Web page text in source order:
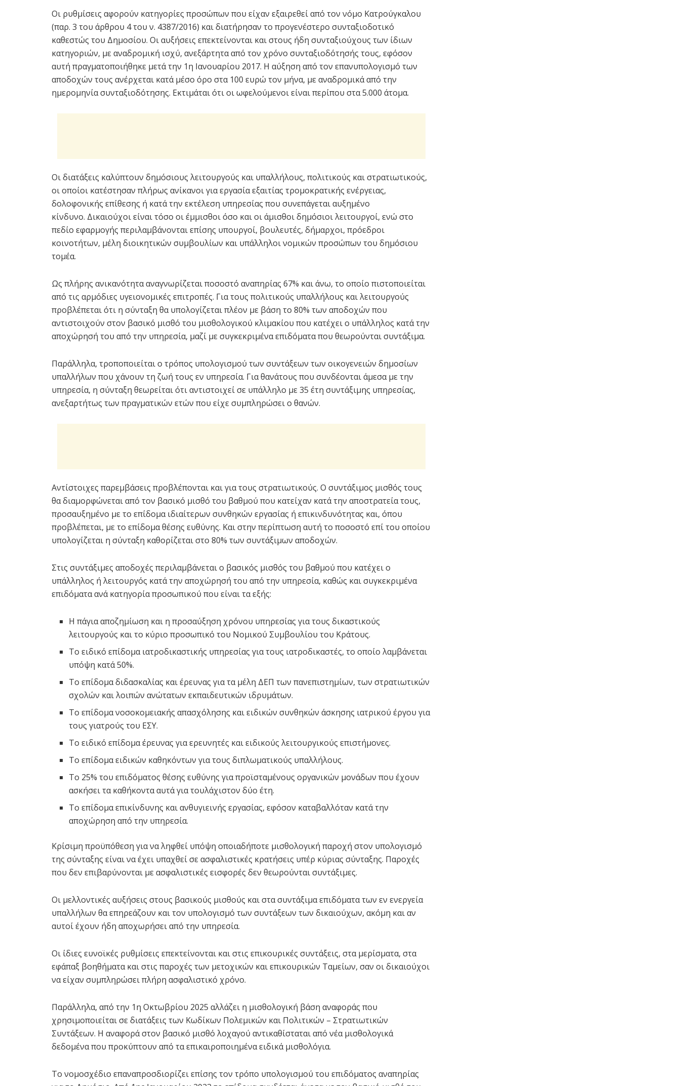
Οι ρυθμίσεις αφορούν κατηγορίες προσώπων που είχαν εξαιρεθεί από τον νόμο Κατρούγκαλου
(παρ. 3 του άρθρου 4 του ν. 4387/2016) και διατήρησαν το προγενέστερο συνταξιοδοτικό
καθεστώς του Δημοσίου. Οι αυξήσεις επεκτείνονται και στους ήδη συνταξιούχους των ίδιων
κατηγοριών, με αναδρομική ισχύ, ανεξάρτητα από τον χρόνο συνταξιοδότησής τους, εφόσον
αυτή πραγματοποιήθηκε μετά την 1η Ιανουαρίου 2017. Η αύξηση από τον επανυπολογισμό των
αποδοχών τους ανέρχεται κατά μέσο όρο στα 100 ευρώ τον μήνα, με αναδρομικά από την
ημερομηνία συνταξιοδότησης. Εκτιμάται ότι οι ωφελούμενοι είναι περίπου στα 5.000 άτομα.
Οι διατάξεις καλύπτουν δημόσιους λειτουργούς και υπαλλήλους, πολιτικούς και στρατιωτικούς,
οι οποίοι κατέστησαν πλήρως ανίκανοι για εργασία εξαιτίας τρομοκρατικής ενέργειας,
δολοφονικής επίθεσης ή κατά την εκτέλεση υπηρεσίας που συνεπάγεται αυξημένο
κίνδυνο. Δικαιούχοι είναι τόσο οι έμμισθοι όσο και οι άμισθοι δημόσιοι λειτουργοί, ενώ στο
πεδίο εφαρμογής περιλαμβάνονται επίσης υπουργοί, βουλευτές, δήμαρχοι, πρόεδροι
κοινοτήτων, μέλη διοικητικών συμβουλίων και υπάλληλοι νομικών προσώπων του δημόσιου
τομέα.
Ως πλήρης ανικανότητα αναγνωρίζεται ποσοστό αναπηρίας 67% και άνω, το οποίο πιστοποιείται
από τις αρμόδιες υγειονομικές επιτροπές. Για τους πολιτικούς υπαλλήλους και λειτουργούς
προβλέπεται ότι η σύνταξη θα υπολογίζεται πλέον με βάση το 80% των αποδοχών που
αντιστοιχούν στον βασικό μισθό του μισθολογικού κλιμακίου που κατέχει ο υπάλληλος κατά την
αποχώρησή του από την υπηρεσία, μαζί με συγκεκριμένα επιδόματα που θεωρούνται συντάξιμα.
Παράλληλα, τροποποιείται ο τρόπος υπολογισμού των συντάξεων των οικογενειών δημοσίων
υπαλλήλων που χάνουν τη ζωή τους εν υπηρεσία. Για θανάτους που συνδέονται άμεσα με την
υπηρεσία, η σύνταξη θεωρείται ότι αντιστοιχεί σε υπάλληλο με 35 έτη συντάξιμης υπηρεσίας,
ανεξαρτήτως των πραγματικών ετών που είχε συμπληρώσει ο θανών.
Αντίστοιχες παρεμβάσεις προβλέπονται και για τους στρατιωτικούς. Ο συντάξιμος μισθός τους
θα διαμορφώνεται από τον βασικό μισθό του βαθμού που κατείχαν κατά την αποστρατεία τους,
προσαυξημένο με το επίδομα ιδιαίτερων συνθηκών εργασίας ή επικινδυνότητας και, όπου
προβλέπεται, με το επίδομα θέσης ευθύνης. Και στην περίπτωση αυτή το ποσοστό επί του οποίου
υπολογίζεται η σύνταξη καθορίζεται στο 80% των συντάξιμων αποδοχών.
Στις συντάξιμες αποδοχές περιλαμβάνεται ο βασικός μισθός του βαθμού που κατέχει ο
υπάλληλος ή λειτουργός κατά την αποχώρησή του από την υπηρεσία, καθώς και συγκεκριμένα
επιδόματα ανά κατηγορία προσωπικού που είναι τα εξής:
Η πάγια αποζημίωση και η προσαύξηση χρόνου υπηρεσίας για τους δικαστικούς
λειτουργούς και το κύριο προσωπικό του Νομικού Συμβουλίου του Κράτους.
Το ειδικό επίδομα ιατροδικαστικής υπηρεσίας για τους ιατροδικαστές, το οποίο λαμβάνεται
υπόψη κατά 50%.
Το επίδομα διδασκαλίας και έρευνας για τα μέλη ΔΕΠ των πανεπιστημίων, των στρατιωτικών
σχολών και λοιπών ανώτατων εκπαιδευτικών ιδρυμάτων.
Το επίδομα νοσοκομειακής απασχόλησης και ειδικών συνθηκών άσκησης ιατρικού έργου για
τους γιατρούς του ΕΣΥ.
Το ειδικό επίδομα έρευνας για ερευνητές και ειδικούς λειτουργικούς επιστήμονες.
Το επίδομα ειδικών καθηκόντων για τους διπλωματικούς υπαλλήλους.
Το 25% του επιδόματος θέσης ευθύνης για προϊσταμένους οργανικών μονάδων που έχουν
ασκήσει τα καθήκοντα αυτά για τουλάχιστον δύο έτη.
Το επίδομα επικίνδυνης και ανθυγιεινής εργασίας, εφόσον καταβαλλόταν κατά την
αποχώρηση από την υπηρεσία.
Κρίσιμη προϋπόθεση για να ληφθεί υπόψη οποιαδήποτε μισθολογική παροχή στον υπολογισμό
της σύνταξης είναι να έχει υπαχθεί σε ασφαλιστικές κρατήσεις υπέρ κύριας σύνταξης. Παροχές
που δεν επιβαρύνονται με ασφαλιστικές εισφορές δεν θεωρούνται συντάξιμες.
Οι μελλοντικές αυξήσεις στους βασικούς μισθούς και στα συντάξιμα επιδόματα των εν ενεργεία
υπαλλήλων θα επηρεάζουν και τον υπολογισμό των συντάξεων των δικαιούχων, ακόμη και αν
αυτοί έχουν ήδη αποχωρήσει από την υπηρεσία.
Οι ίδιες ευνοϊκές ρυθμίσεις επεκτείνονται και στις επικουρικές συντάξεις, στα μερίσματα, στα
εφάπαξ βοηθήματα και στις παροχές των μετοχικών και επικουρικών Ταμείων, σαν οι δικαιούχοι
να είχαν συμπληρώσει πλήρη ασφαλιστικό χρόνο.
Παράλληλα, από την 1η Οκτωβρίου 2025 αλλάζει η μισθολογική βάση αναφοράς που
χρησιμοποιείται σε διατάξεις των Κωδίκων Πολεμικών και Πολιτικών – Στρατιωτικών
Συντάξεων. Η αναφορά στον βασικό μισθό λοχαγού αντικαθίσταται από νέα μισθολογικά
δεδομένα που προκύπτουν από τα επικαιροποιημένα ειδικά μισθολόγια.
Το νομοσχέδιο επαναπροσδιορίζει επίσης τον τρόπο υπολογισμού του επιδόματος αναπηρίας